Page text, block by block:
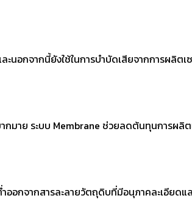
นอกจากนี้ยังใช้ในการบำบัดเสียจากการผลิตเ
กมาย ระบบ Membrane ช่วยลดต้นทุนการผลิ
อกจากสารละลายวัตถุดิบที่มีอนุภาคละเอียดแ